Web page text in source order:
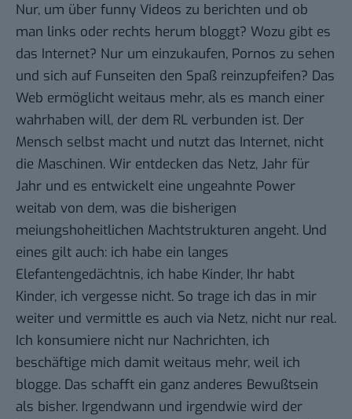
Nur, um über funny Videos zu berichten und ob
man links oder rechts herum bloggt? Wozu gibt es
das Internet? Nur um einzukaufen, Pornos zu sehen
und sich auf Funseiten den Spaß reinzupfeifen? Das
Web ermöglicht weitaus mehr, als es manch einer
wahrhaben will, der dem RL verbunden ist. Der
Mensch selbst macht und nutzt das Internet, nicht
die Maschinen. Wir entdecken das Netz, Jahr für
Jahr und es entwickelt eine ungeahnte Power
weitab von dem, was die bisherigen
meiungshoheitlichen Machtstrukturen angeht. Und
eines gilt auch: ich habe ein langes
Elefantengedächtnis, ich habe Kinder, Ihr habt
Kinder, ich vergesse nicht. So trage ich das in mir
weiter und vermittle es auch via Netz, nicht nur real.
Ich konsumiere nicht nur Nachrichten, ich
beschäftige mich damit weitaus mehr, weil ich
blogge. Das schafft ein ganz anderes Bewußtsein
als bisher. Irgendwann und irgendwie wird der